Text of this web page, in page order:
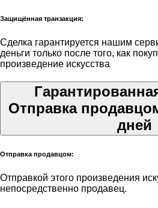
Защищённая транзакция:
Сделка гарантируется нашим
деньги только после того, как
произведение искусства
Отправка
дней
Отправка продавцом:
Отправкой этого произведения
непосредственно продавец.